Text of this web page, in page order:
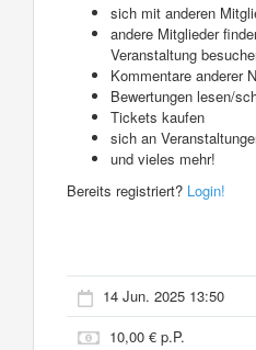
sich mit anderen
andere Mitglieder
Veranstaltung
Kommentare anderer
Bewertungen lesen/
Tickets kaufen
sich an
und vieles mehr!
Bereits registriert? Login!
14 Jun. 2025 13:50
10,00 € p.P.